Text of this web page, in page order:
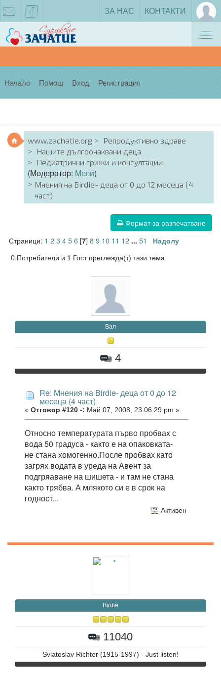
facebook
ЗА НАС КОНТАКТИ
Начало Помощ Вход Регистрация
www.zachatie.org
Репродуктивно здраве
Нашите дългоочаквани деца
Педиатрични грижи и консултации
(Модератор: Мели)
Мнения на Birdie- деца от 0 до 12 месеца (4
част)
Формат за разпечатване
Страници: 1 23456[7] 89 10 11 12 ... 51 Надолу
0 Потребители и 1 Гост преглежда(т) тази тема.
Вал
4
Re: Мнения на Birdie- деца от 0 до 12
месеца (4 част)
« Отговор #120 -: Май 07, 2008, 23:06:29 pm »
Относно температурата първо пробвах с
вода 50 градуса - както е на опаковката-
не стана хомогенно.После пробвах като
загрях водата в уреда на Авент за
подгряаване на шишета - и там не стана
както трябва. А млякото си е в срок на
годност...
Активен
Birdie
11040
Sviatoslav Richter (1915-1997) - Just listen!